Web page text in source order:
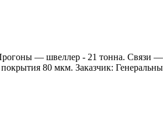
— швеллер - 21 тонна.
80 мкм. Заказчик: